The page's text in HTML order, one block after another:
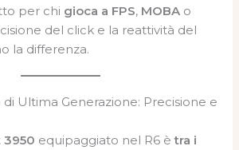
per chi gioca a FPS, MOBA o
del click e la reattività del
la differenza.
di Ultima Generazione: Precisione e
3950 equipaggiato nel R6 ètra i